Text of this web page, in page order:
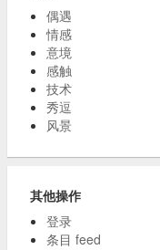
偶遇
情感
意境
感触
技术
秀逗
风景
其他操作
登录
条目 feed